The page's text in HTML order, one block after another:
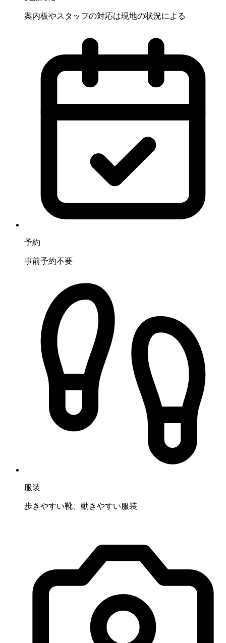
案内板やスタッフの対応は現地の状況による
予約
事前予約不要
服装
歩きやすい靴、動きやすい服装